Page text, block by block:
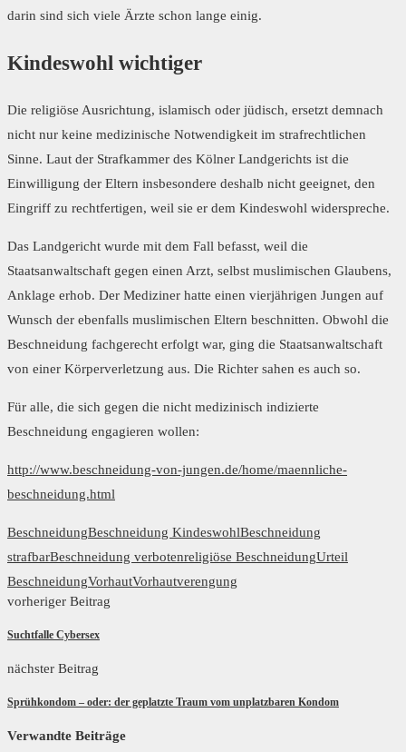
darin sind sich viele Ärzte schon lange einig.
Kindeswohl wichtiger
Die religiöse Ausrichtung, islamisch oder jüdisch, ersetzt demnach
nicht nur keine medizinische Notwendigkeit im strafrechtlichen
Sinne. Laut der Strafkammer des Kölner Landgerichts ist die
Einwilligung der Eltern insbesondere deshalb nicht geeignet, den
Eingriff zu rechtfertigen, weil sie er dem Kindeswohl widerspreche.
Das Landgericht wurde mit dem Fall befasst, weil die
Staatsanwaltschaft gegen einen Arzt, selbst muslimischen Glaubens,
Anklage erhob. Der Mediziner hatte einen vierjährigen Jungen auf
Wunsch der ebenfalls muslimischen Eltern beschnitten. Obwohl die
Beschneidung fachgerecht erfolgt war, ging die Staatsanwaltschaft
von einer Körperverletzung aus. Die Richter sahen es auch so.
Für alle, die sich gegen die nicht medizinisch indizierte
Beschneidung engagieren wollen:
http://www.beschneidung-von-jungen.de/home/maennliche-
beschneidung.html
BeschneidungBeschneidung KindeswohlBeschneidung
strafbarBeschneidung verbotenreligiöse BeschneidungUrteil
BeschneidungVorhautVorhautverengung
vorheriger Beitrag
Suchtfalle Cybersex
nächster Beitrag
Sprühkondom – oder: der geplatzte Traum vom unplatzbaren Kondom
Verwandte Beiträge